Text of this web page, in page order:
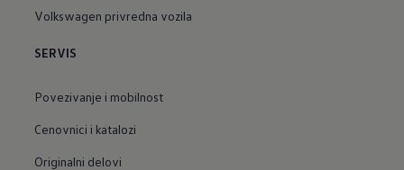
Volkswagen privredna vozila
SERVIS
Povezivanje i mobilnost
Cenovnici i katalozi
Originalni delovi